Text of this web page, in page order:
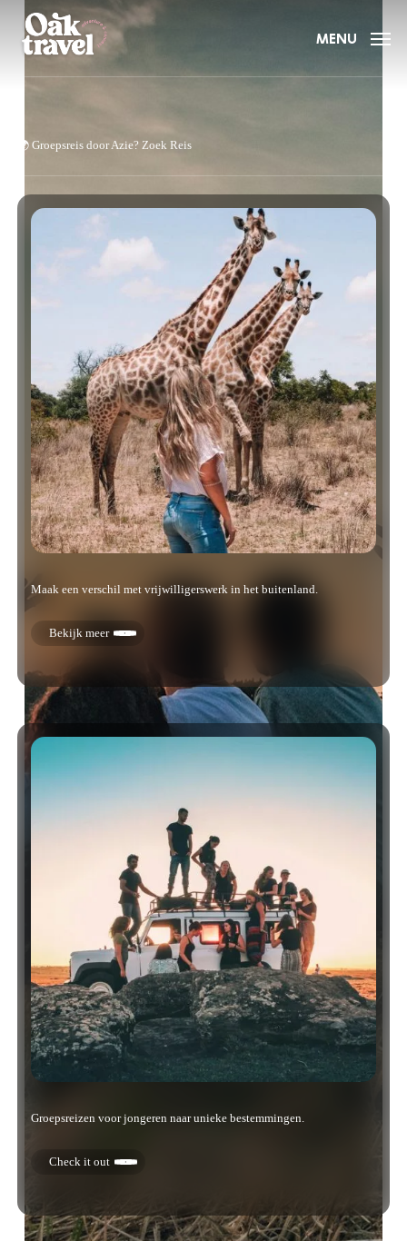
main
MENU
🌍 Groepsreis door Azie? Zoek Reis
Groepsreizen voor jongeren naar unieke bestemmingen.
Check it out
Maak een verschil met vrijwilligerswerk in het buitenland.
Bekijk meer